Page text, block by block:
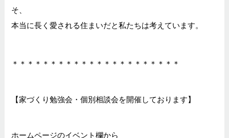
そ、
本当に長く愛される住まいだと私たちは考えています。
＊＊＊＊＊＊＊＊＊＊＊＊＊＊＊＊＊＊＊＊＊＊
【家づくり勉強会・個別相談会を開催しております】
ホームページのイベント欄から